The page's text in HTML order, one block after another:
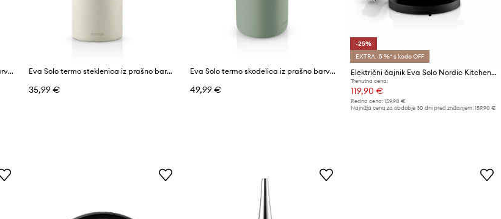
Eva Solo termo skodelica iz prašno barvanega jekla 0,35 l Eva Solo termo steklenica iz prašno barvanega jekla 0,5 l
35,99 €
Eva Solo termo skodelica iz prašno barvanega jekla 0,9 l
49,99 €
-25%
EXTRA -5 %* s kodo OFF
Električni čajnik Eva Solo Nordic Kitchen 1,5 L
Trenutna cena:
119,90 €
Redna cena: 159,90 €
Najnižja cena za obdobje 30 dni pred znižanjem: 159,90 €